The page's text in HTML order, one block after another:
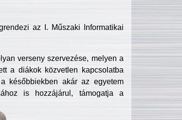
az I. Műszaki Informatikai
verseny szervezése, melyen a
a diákok közvetlen kapcsolatba
későbbiekben akár az egyetem
is hozzájárul, támogatja a